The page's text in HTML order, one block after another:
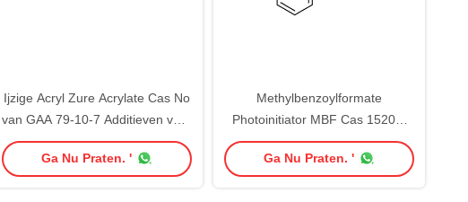
Ijzige Acryl Zure Acrylate Cas No
van GAA 79-10-7 Additieven voor
Verven en Deklagen
Ga Nu Praten. '
Methylbenzoylformate
Photoinitiator MBF Cas 15206-
55-0
Ga Nu Praten. '